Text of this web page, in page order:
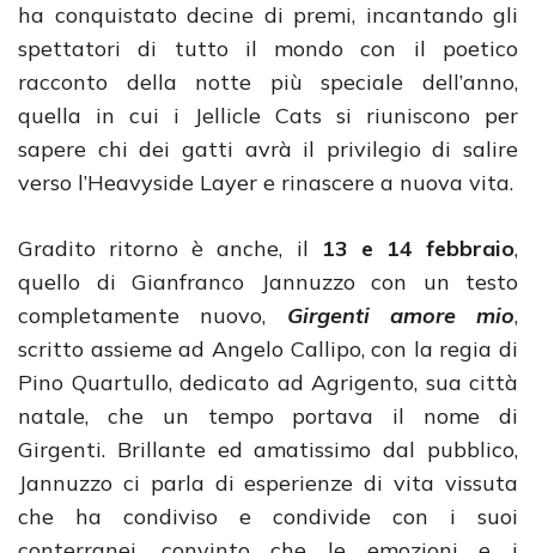
ha conquistato decine di premi, incantando gli
spettatori di tutto il mondo con il poetico
racconto della notte più speciale dell’anno,
quella in cui i Jellicle Cats si riuniscono per
sapere chi dei gatti avrà il privilegio di salire
verso l’Heavyside Layer e rinascere a nuova vita.
Gradito ritorno è anche, il 13 e 14 febbraio,
quello di Gianfranco Jannuzzo con un testo
completamente nuovo, Girgenti amore mio,
scritto assieme ad Angelo Callipo, con la regia di
Pino Quartullo, dedicato ad Agrigento, sua città
natale, che un tempo portava il nome di
Girgenti. Brillante ed amatissimo dal pubblico,
Jannuzzo ci parla di esperienze di vita vissuta
che ha condiviso e condivide con i suoi